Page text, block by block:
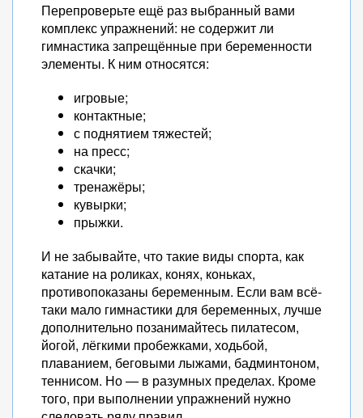
Перепроверьте ещё раз выбранный вами
комплекс упражнений: не содержит ли
гимнастика запрещённые при беременности
элементы. К ним относятся:
игровые;
контактные;
с поднятием тяжестей;
на пресс;
скачки;
тренажёры;
кувырки;
прыжки.
И не забывайте, что такие виды спорта, как
катание на роликах, конях, коньках,
противопоказаны беременным. Если вам всё-
таки мало гимнастики для беременных, лучше
дополнительно позанимайтесь пилатесом,
йогой, лёгкими пробежками, ходьбой,
плаванием, беговыми лыжами, бадминтоном,
теннисом. Но — в разумных пределах. Кроме
того, при выполнении упражнений нужно